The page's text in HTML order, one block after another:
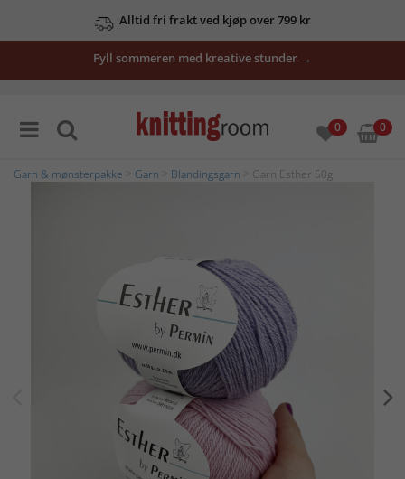
Alltid fri frakt ved kjøp over 799 kr
Fyll sommeren med kreative stunder →
0 0
Garn & mønsterpakke Garn Blandingsgarn > Garn Esther 50g